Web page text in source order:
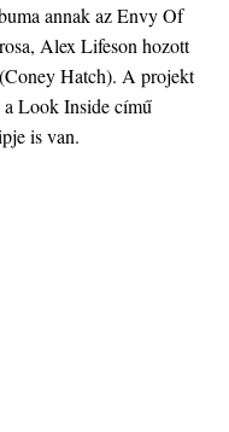
annak az Envy Of
Alex Lifeson hozott
Hatch). A projekt
a Look Inside című
is van.